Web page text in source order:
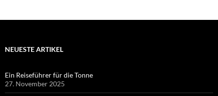
NEUESTE ARTIKEL
Ein Reiseführer für die Tonne
27. November 2025